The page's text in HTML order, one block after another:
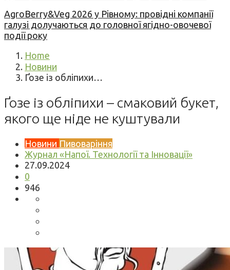
AgroBerry&Veg 2026 у Рівному: провідні компанії
галузі долучаються до головної ягідно-овочевої
події року
Home
Новини
Ґозе із обліпихи…
Ґозе із обліпихи – смаковий букет,
якого ще ніде не куштували
Новини Пивоваріння
Журнал «Напої. Технології та Інновації»
27.09.2024
0
946